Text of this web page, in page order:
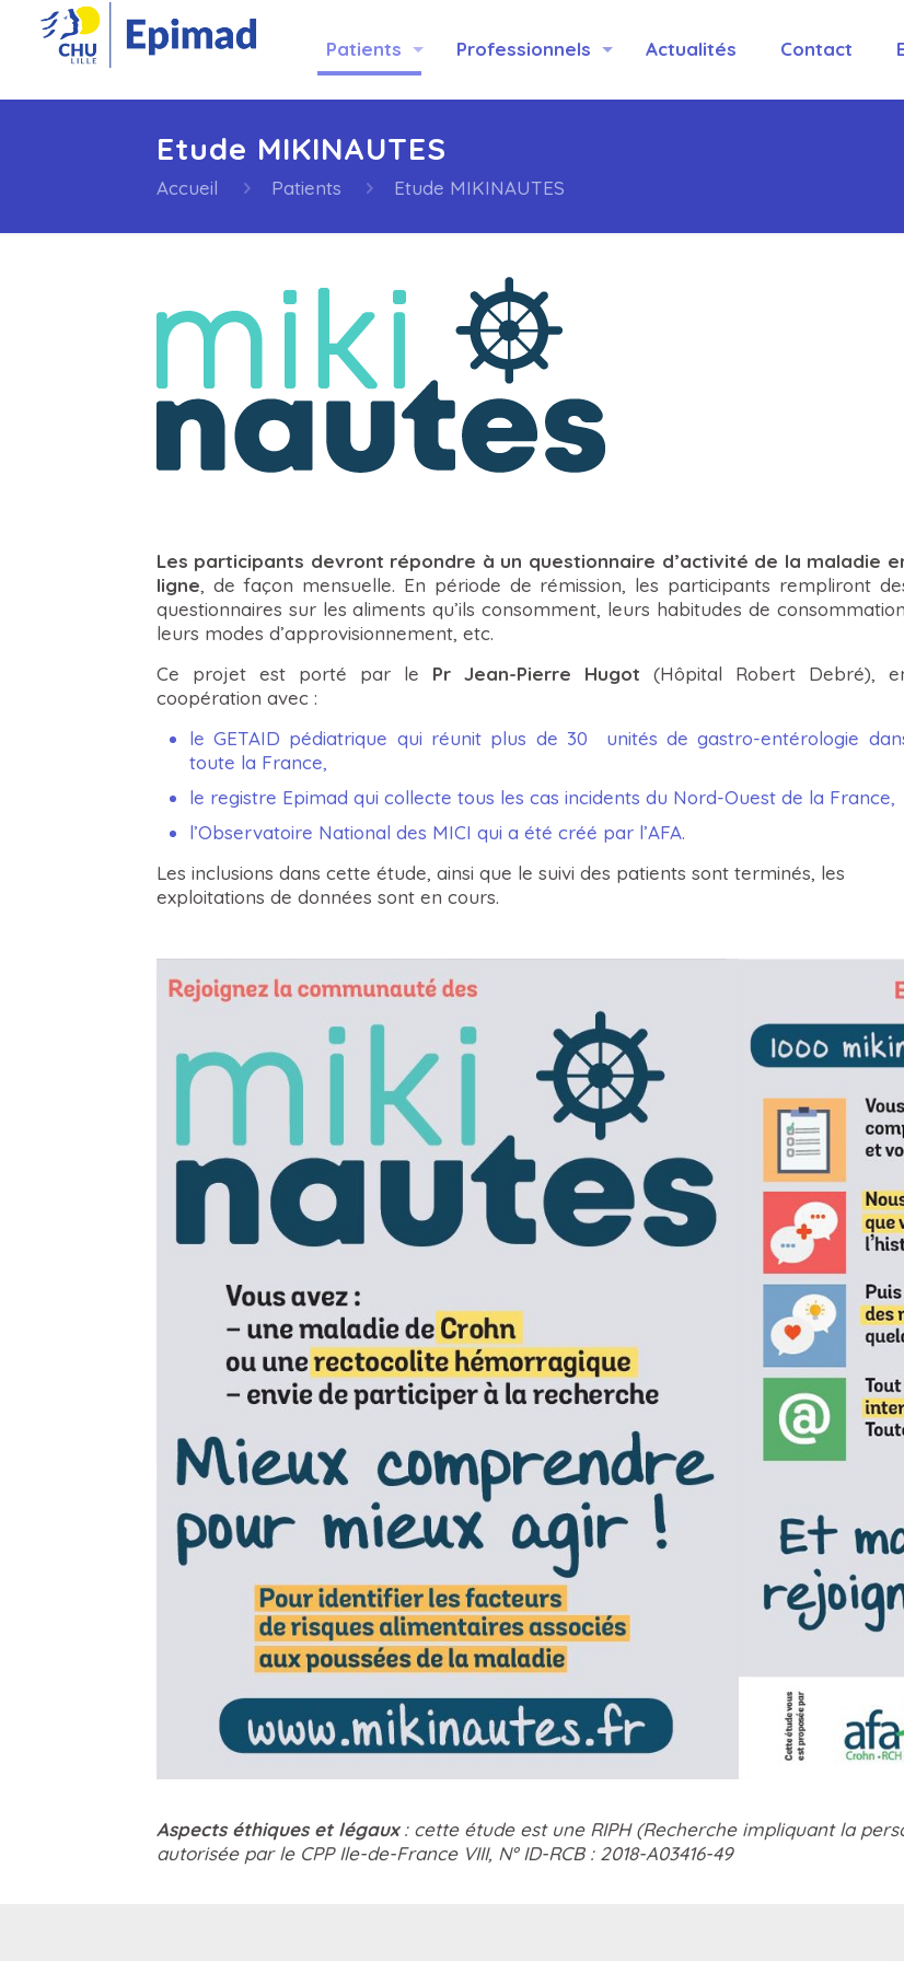
Patients Professionnels Actualités Contact
Etude MIKINAUTES
Accueil Patients Etude MIKINAUTES
Les participants devront répondre à un questionnaire d’activité de la maladie
ligne, de façon mensuelle. En période de rémission, les participants rempliront
questionnaires sur les aliments qu’ils consomment, leurs habitudes de
leurs modes d’approvisionnement, etc.
Ce projet est porté par le Pr Jean-Pierre Hugot (Hôpital Robert Debré),
coopération avec :
le GETAID pédiatrique qui réunit plus de 30 unités de gastro-entérologie
toute la France,
le registre Epimad qui collecte tous les cas incidents du Nord-Ouest de la France,
l’Observatoire National des MICI qui a été créé par l’AFA.
Les inclusions dans cette étude, ainsi que le suivi des patients sont terminés, les
exploitations de données sont en cours.
Aspects éthiques et légaux: cette étude est une RIPH (Recherche impliquant la
autorisée par le CPP Ile-de-France VIII, N° ID-RCB : 2018-A03416-49